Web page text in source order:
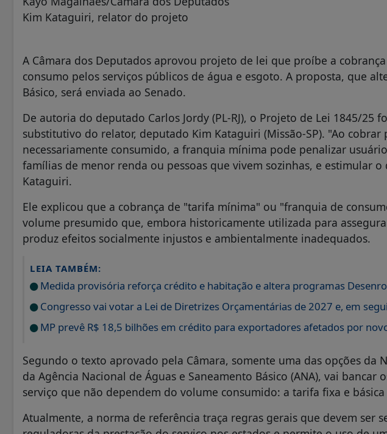
Kim Kataguiri, relator do projeto
A Câmara dos Deputados aprovou projeto de lei que proíbe a
consumo pelos serviços públicos de água e esgoto. A proposta, que
Básico, será enviada ao Senado.
De autoria do deputado Carlos Jordy (PL-RJ), o Projeto de Lei 1845/25
substitutivo do relator, deputado Kim Kataguiri (Missão-SP). "Ao
necessariamente consumido, a franquia mínima pode penalizar
famílias de menor renda ou pessoas que vivem sozinhas, e estimular o
Kataguiri.
Ele explicou que a cobrança de "tarifa mínima" ou "franquia de
volume presumido que, embora historicamente utilizada para
produz efeitos socialmente injustos e ambientalmente inadequados.
LEIA TAMBÉM:
Medida provisória reforça crédito e habitação e altera programas
Congresso vai votar a Lei de Diretrizes Orçamentárias de 2027 e, em
MP prevê R$ 18,5 bilhões em crédito para exportadores afetados por
Segundo o texto aprovado pela Câmara, somente uma das opções da
da Agência Nacional de Águas e Saneamento Básico (ANA), vai bancar
serviço que não dependem do volume consumido: a tarifa fixa e
Atualmente, a norma de referência traça regras gerais que devem ser